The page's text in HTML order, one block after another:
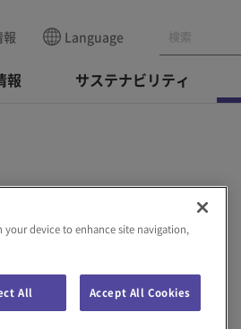
Language
報 サステナビリティ
your device to enhance site navigation,
All Accept All Cookies